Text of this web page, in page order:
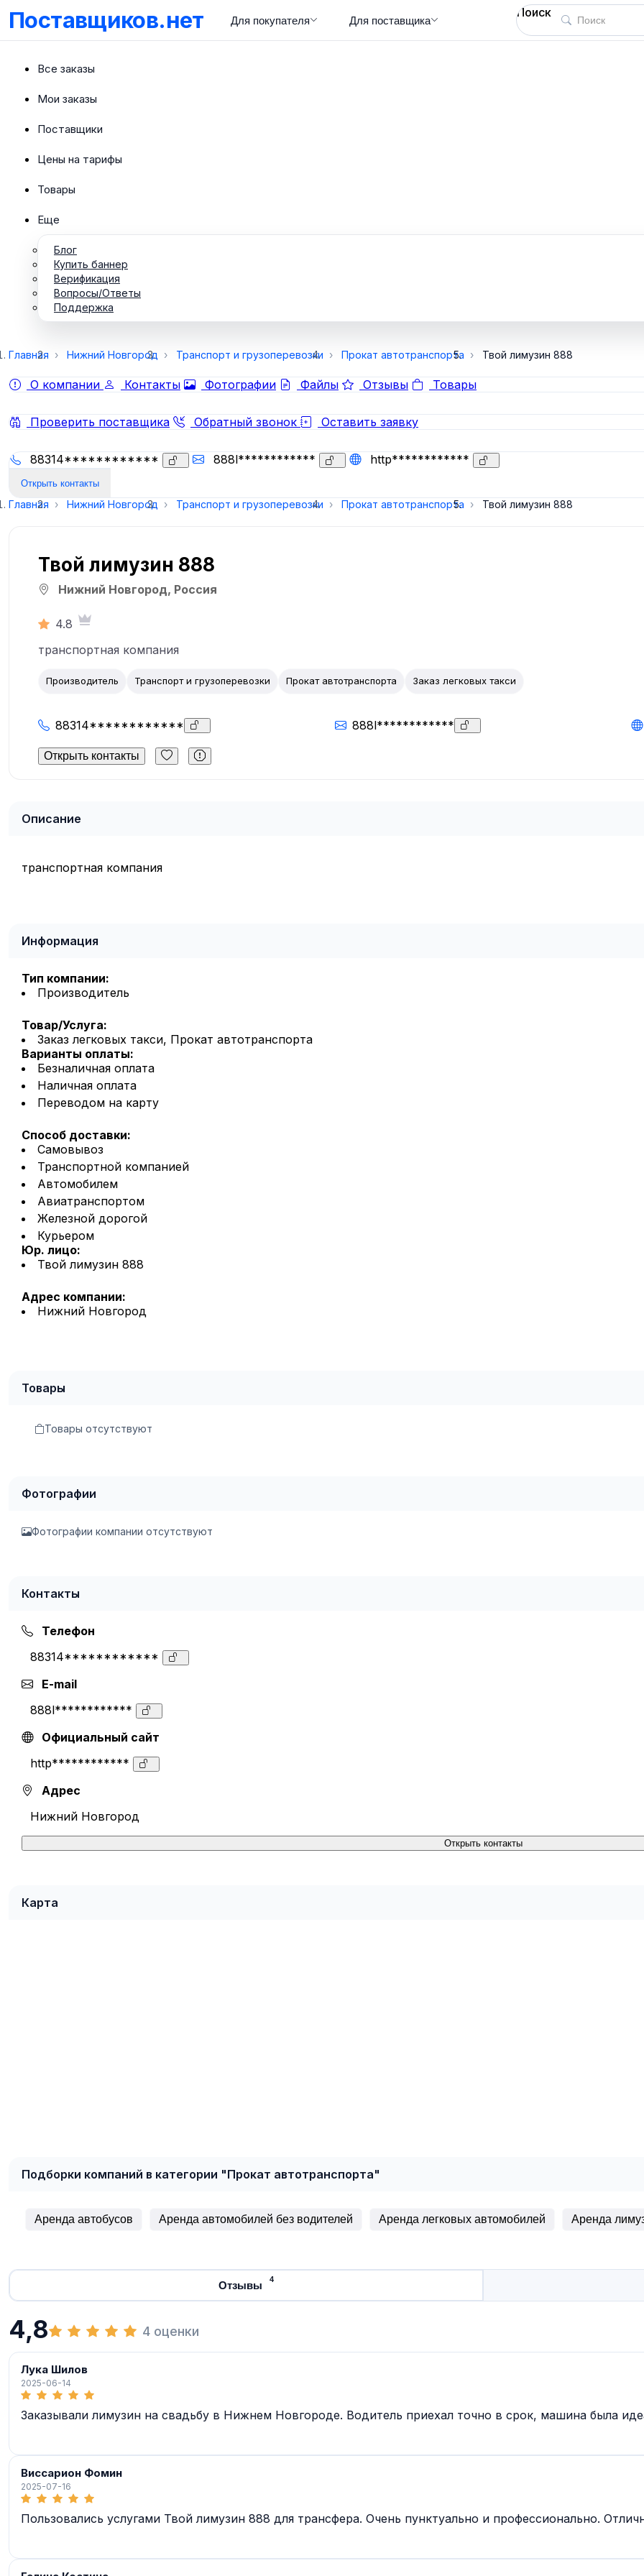
Поставщиков.нет Для покупателя Для поставщика
Поиск
Все заказы
Мои заказы
Поставщики
Цены на тарифы
Товары
Еще
Блог
Купить баннер
Верификация
Вопросы/Ответы
Поддержка
Главная Нижний Новгород Транспорт и грузоперевозки Прокат автотранспорта Твой лимузин 888
О компании
Контакты Фотографии Файлы Отзывы Товары
Проверить поставщика Обратный звонок Оставить заявку
88314************ 888l************ http************
Открыть контакты
Главная Нижний Новгород Транспорт и грузоперевозки Прокат автотранспорта Твой лимузин 888
Твой лимузин 888
Нижний Новгород, Россия
4.8
транспортная компания
Производитель Транспорт и грузоперевозки Прокат автотранспорта Заказ легковых такси
88314************ 888l************
Открыть контакты
Описание
транспортная компания
Информация
Тип компании:
Производитель
Товар/Услуга:
Заказ легковых такси, Прокат автотранспорта
Варианты оплаты:
Безналичная оплата
Наличная оплата
Переводом на карту
Способ доставки:
Самовывоз
Транспортной компанией
Автомобилем
Авиатранспортом
Железной дорогой
Курьером
Юр. лицо:
Твой лимузин 888
Адрес компании:
Нижний Новгород
Товары
Товары отсутствуют
Фотографии
Фотографии компании отсутствуют
Контакты
Телефон
88314************
E-mail
888l************
Официальный сайт
http************
Адрес
Нижний Новгород
Открыть контакты
Карта
Подборки компаний в категории "Прокат автотранспорта"
Аренда автобусов Аренда автомобилей без водителей Аренда легковых автомобилей Аренда
Отзывы 4
4,8 4 оценки
Лука Шилов
2025-06-14
Заказывали лимузин на свадьбу в Нижнем Новгороде. Водитель приехал точно в срок, машина была
Виссарион Фомин
2025-07-16
Пользовались услугами Твой лимузин 888 для трансфера. Очень пунктуально и профессионально.